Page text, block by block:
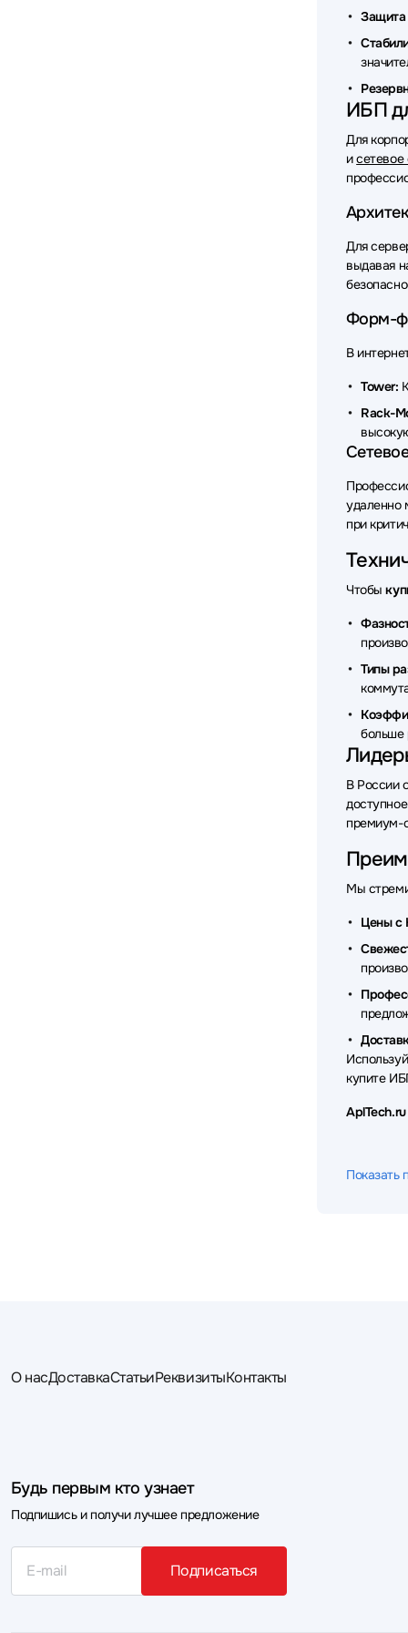
Защита
ИБП
Для
исетевое
Для
выдавая
Форм-
В
Tower:
Rack-
удаленно
при
Чтобы
Типы
больше
В России
премиум-
Мы
Цены с
купите
Показать
О насДоставкаСтатьиРеквизитыКонтакты
Будь первым кто узнает
Подпишись и получи лучшее предложение
Подписаться